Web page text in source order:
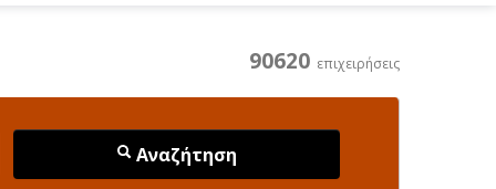
90620 επιχειρήσεις
Αναζήτηση